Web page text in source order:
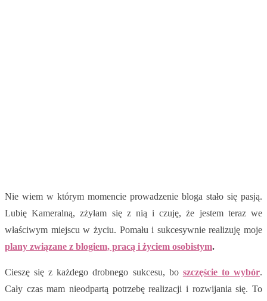
Nie wiem w którym momencie prowadzenie bloga stało się pasją.
Lubię Kameralną, zżyłam się z nią i czuję, że jestem teraz we
właściwym miejscu w życiu. Pomału i sukcesywnie realizuję moje
plany związane z blogiem, pracą i życiem osobistym.
Cieszę się z każdego drobnego sukcesu, bo szczęście to wybór.
Cały czas mam nieodpartą potrzebę realizacji i rozwijania się. To